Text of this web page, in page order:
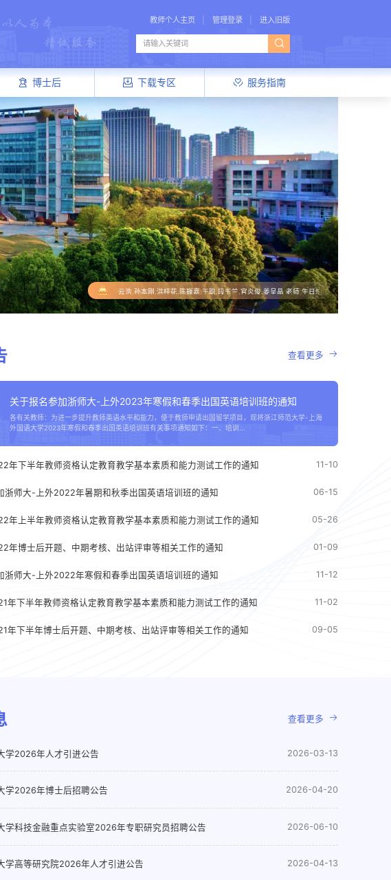
教师个人主页 管理登录 进入旧版
博士后 下载专区 服务指南
祝：赵顺宏,张晓燕,白云浩,孙本刚,洪桂花,陈巍嘉,王聪,段玉兰,官炎俊,姜呈晶老师 生日快乐，万事如意！
开展专题党课学习 01 心中有学生，处处是课堂！浙江大学苏德矿
查看更多
关于报名参加浙师大-上外2023年寒假和春季出国英语培训班的通知
各有关教师：为进一步提升教师英语水平和能力，便于教师申请出国留学项目，现将浙江师范大学-上海
外国语大学2023年寒假和春季出国英语培训班有关事项通知如下：一、培训...
年下半年教师资格认定教育教学基本素质和能力测试工作的通知 11-10
浙师大-上外2022年暑期和秋季出国英语培训班的通知 06-15
年上半年教师资格认定教育教学基本素质和能力测试工作的通知 05-26
年博士后开题、中期考核、出站评审等相关工作的通知 01-09
浙师大-上外2022年寒假和春季出国英语培训班的通知 11-12
年下半年教师资格认定教育教学基本素质和能力测试工作的通知 11-02
年下半年博士后开题、中期考核、出站评审等相关工作的通知 09-05
查看更多
学2026年人才引进公告 2026-03-13
学2026年博士后招聘公告 2026-04-20
学科技金融重点实验室2026年专职研究员招聘公告 2026-06-10
学高等研究院2026年人才引进公告 2026-04-13